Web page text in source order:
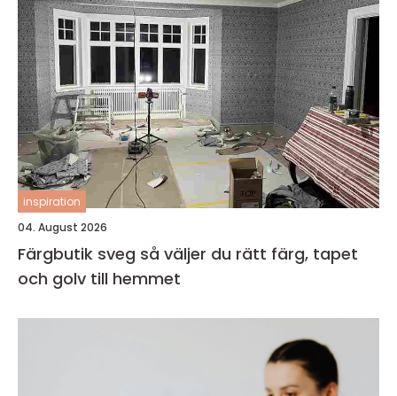
inspiration
04. August 2026
Färgbutik sveg så väljer du rätt färg, tapet
och golv till hemmet